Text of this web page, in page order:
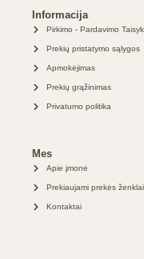
Informacija
Pirkimo - Pardavimo
Prekių pristatymo sąlygos
Apmokėjimas
Prekių grąžinimas
Privatumo politika
Mes
Apie įmonė
Prekiaujami prekės ženklai
Kontaktai